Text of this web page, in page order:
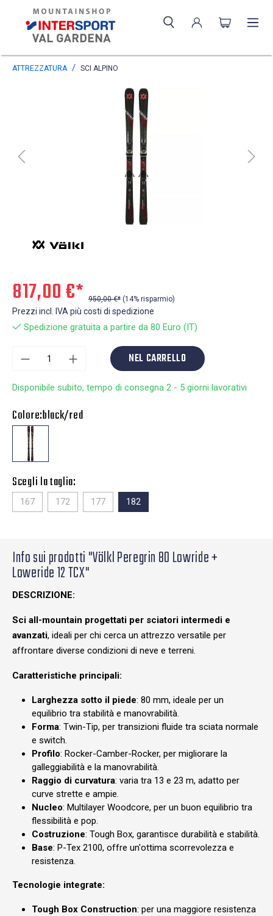
ATTREZZATURA SCI ALPINO
817,00 €* 950,00 €* (14% risparmio)
Prezzi incl. IVA più costi di spedizione
Spedizione gratuita a partire da 80 Euro (IT)
NEL CARRELLO
Disponibile subito, tempo di consegna 2 - 5 giorni lavorativi
Colore:black/red
Scegli la taglia:
167 172 177 182
Info sui prodotti "Völkl Peregrin 80 Lowride +
Loweride 12 TCX"
DESCRIZIONE:
Sci all-mountain progettati per sciatori intermedi e
avanzati, ideali per chi cerca un attrezzo versatile per
affrontare diverse condizioni di neve e terreni.
Caratteristiche principali:
Larghezza sotto il piede: 80 mm, ideale per un
equilibrio tra stabilità e manovrabilità.
Forma: Twin-Tip, per transizioni fluide tra sciata normale
e switch.
Profilo: Rocker-Camber-Rocker, per migliorare la
galleggiabilità e la manovrabilità.
Raggio di curvatura: varia tra 13 e 23 m, adatto per
curve strette e ampie.
Nucleo: Multilayer Woodcore, per un buon equilibrio tra
flessibilità e pop.
Costruzione: Tough Box, garantisce durabilità e stabilità.
Base: P-Tex 2100, offre un'ottima scorrevolezza e
resistenza.
Tecnologie integrate:
Tough Box Construction: per una maggiore resistenza